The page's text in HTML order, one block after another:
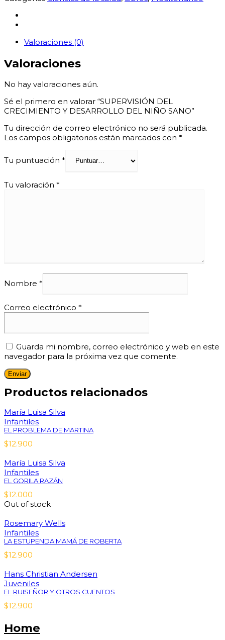
DESARROLLO
NIÑO
cantidad
Valoraciones (0)
Valoraciones
No hay valoraciones aún.
Sé el primero en valorar “SUPERVISIÓN DEL
CRECIMIENTO Y DESARROLLO DEL NIÑO SANO”
Tu dirección de correo electrónico no será publicada.
Los campos obligatorios están marcados con *
Tu puntuación *
Tu valoración *
Nombre *
Correo electrónico *
Guarda mi nombre, correo electrónico y web en este
navegador para la próxima vez que comente.
Productos relacionados
María Luisa Silva
Infantiles
EL PROBLEMA DE MARTINA
$12.900
María Luisa Silva
Infantiles
EL GORILA RAZÁN
$12.000
Out of stock
Rosemary Wells
Infantiles
LA ESTUPENDA MAMÁ DE ROBERTA
$12.900
Hans Christian Andersen
Juveniles
EL RUISEÑOR Y OTROS CUENTOS
$12.900
Home